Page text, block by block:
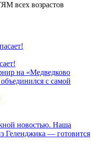
на «Медведково
с самой
новостью. Наша
Геленджика — готовится